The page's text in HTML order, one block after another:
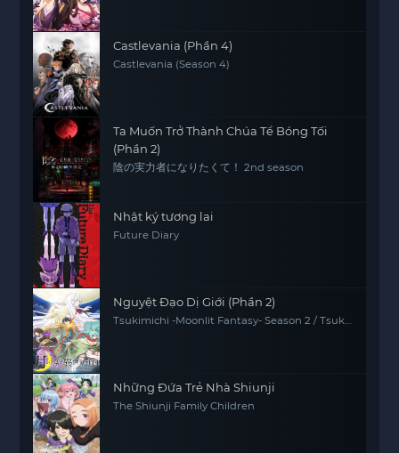
Castlevania (Phần 4)
Castlevania (Season 4)
Ta Muốn Trở Thành Chúa Tể Bóng Tối
(Phần 2)
陰の実力者になりたくて！ 2nd season
Nhật ký tương lai
Future Diary
Nguyệt Đạo Dị Giới (Phần 2)
Tsukimichi -Moonlit Fantasy- Season 2 / Tsuki
Những Đứa Trẻ Nhà Shiunji
The Shiunji Family Children